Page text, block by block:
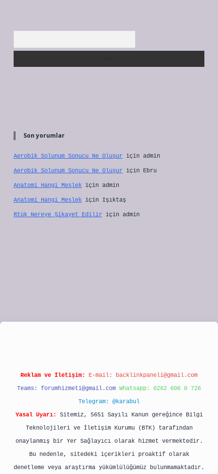
Son yorumlar
Aerobik Solunum Sonucu Ne Oluşur için admin
Aerobik Solunum Sonucu Ne Oluşur için Ebru
Anatomi Hangi Meslek için admin
Anatomi Hangi Meslek için Işıktaş
Rtük Nereye Şikayet Edilir için admin
Reklam ve İletişim: E-mail: backlinkpaneli@gmail.com
Teams: forumhizmeti@gmail.com Whatsapp: 0262 606 0 726
Telegram: @karabul
Yasal Uyarı:
Sitemiz, 5651 Sayılı Kanun gereğince Bilgi
Teknolojileri ve İletişim Kurumu (BTK) tarafından
onaylanmış bir Yer Sağlayıcı olarak hizmet vermektedir.
Bu nedenle, sitedeki içerikleri proaktif olarak
denetleme veya araştırma yükümlülüğümüz bulunmamaktadır.